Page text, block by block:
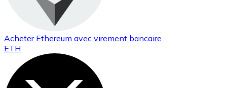
Acheter Ethereum avec virement bancaire
ETH